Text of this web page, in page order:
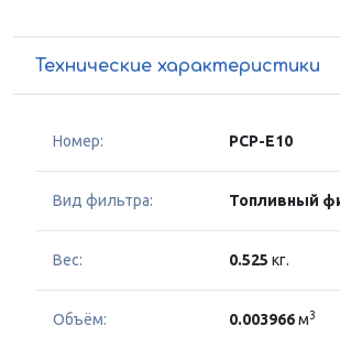
Технические характеристики
Номер: PCP-E10
Вид фильтра: Топливный
Вес: 0.525 кг.
Объём: 0.003966м3